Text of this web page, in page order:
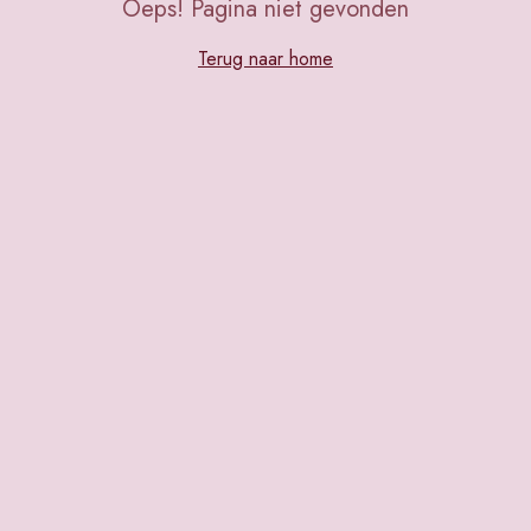
Oeps! Pagina niet gevonden
Terug naar home